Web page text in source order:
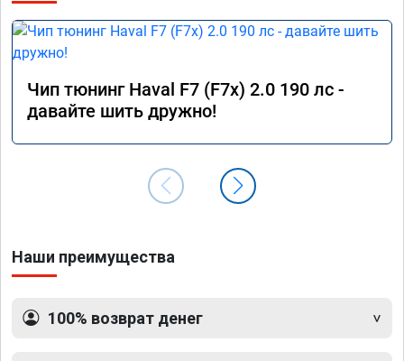
Чип тюнинг Haval F7 (F7x) 2.0 190 лс -
давайте шить дружно!
Наши преимущества
100% возврат денег